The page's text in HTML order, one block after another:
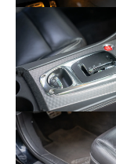
Roue de
Sièges à